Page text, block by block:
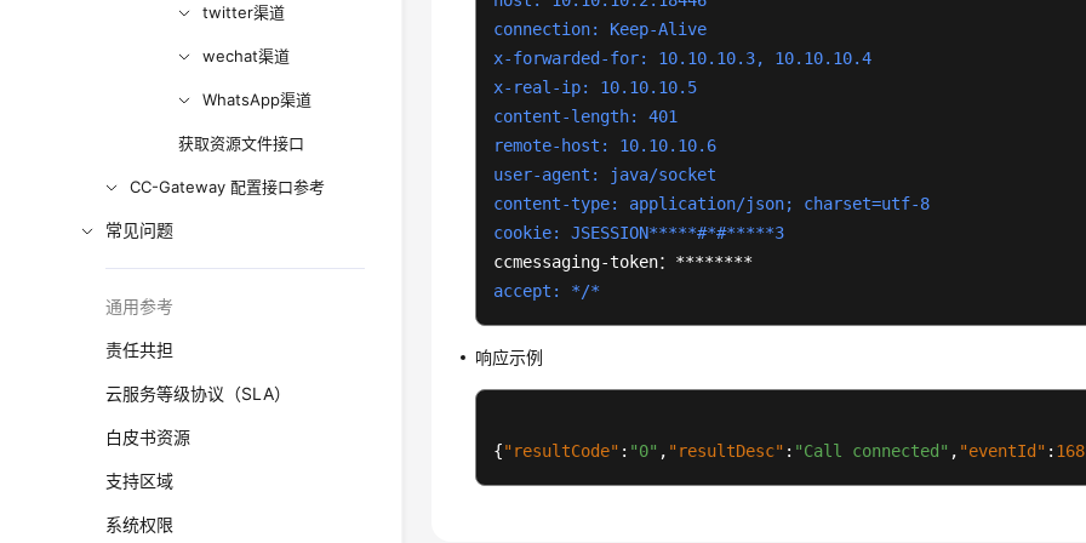
twitter渠道
wechat渠道
WhatsApp渠道
获取资源文件接口
CC-Gateway 配置接口参考
常见问题
通用参考
责任共担
云服务等级协议（SLA）
白皮书资源
支持区域
系统权限
connection: Keep-Alive
x-forwarded-for: 10.10.10.3, 10.10.10.4
x-real-ip: 10.10.10.5
content-length: 401
remote-host: 10.10.10.6
user-agent: java/socket
content-type: application/json; charset=utf-8
cookie: JSESSION*****#*#*****3
accept: */*
响应示例
{"resultCode" : "0" , "resultDesc" : "Call connected" , "eventId" :